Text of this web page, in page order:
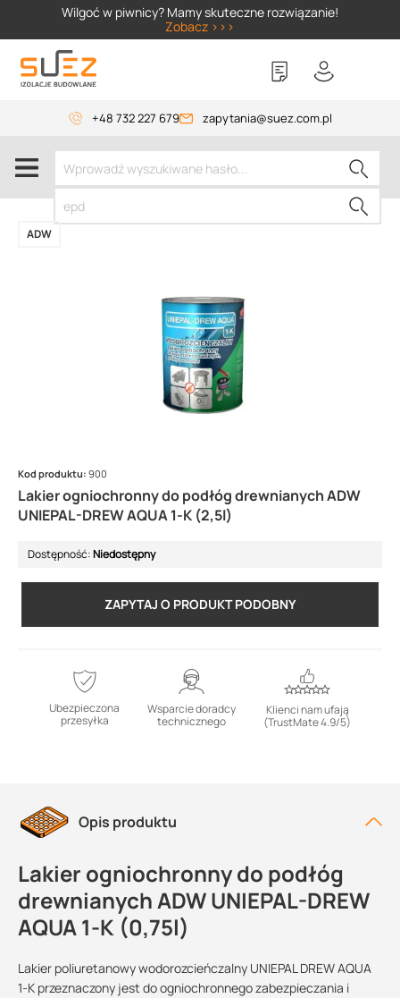
Wilgoć w piwnicy? Mamy skuteczne rozwiązanie!
Zobacz >>>
+48 732 227 679 zapytania@suez.com.pl
Lakier ogniochronny do podłóg drewnianych ADW
UNIEPAL-DREW AQUA 1-K (2,5l)
ADW
Kod produktu: 900
Dostępność:Niedostępny
ZAPYTAJ O PRODUKT PODOBNY
Ubezpieczona
przesyłka
Wsparcie doradcy
technicznego
Klienci nam ufają
(TrustMate 4.9/5)
Opis produktu
Lakier ogniochronny do podłóg
drewnianych ADW UNIEPAL-DREW
AQUA 1-K (0,75l)
Lakier poliuretanowy wodorozcieńczalny UNIEPAL DREW AQUA
1-K przeznaczony jest do ogniochronnego zabezpieczania i